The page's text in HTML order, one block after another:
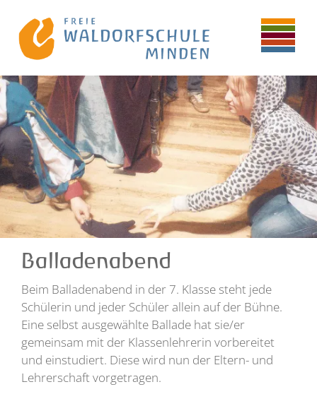
Balladenabend
Beim Balladenabend in der 7. Klasse steht jede
Schülerin und jeder Schüler allein auf der Bühne.
Eine selbst ausgewählte Ballade hat sie/er
gemeinsam mit der Klassenlehrerin vorbereitet
und einstudiert. Diese wird nun der Eltern- und
Lehrerschaft vorgetragen.